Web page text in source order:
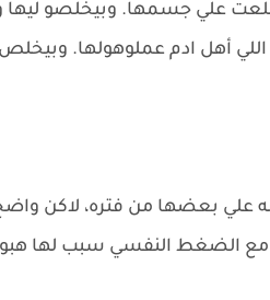
علي جسمها. وبيخلصو ليها
أهل ادم عملوهولها. وبيخلص
علي بعضها من فتره، لاكن
مع الضغط النفسي سبب لها